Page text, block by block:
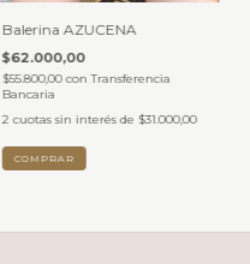
Balerina AZUCENA
$62.000,00
$55.800,00con Transferencia
Bancaria
2 cuotas sin interés de $31.000,00
COMPRAR